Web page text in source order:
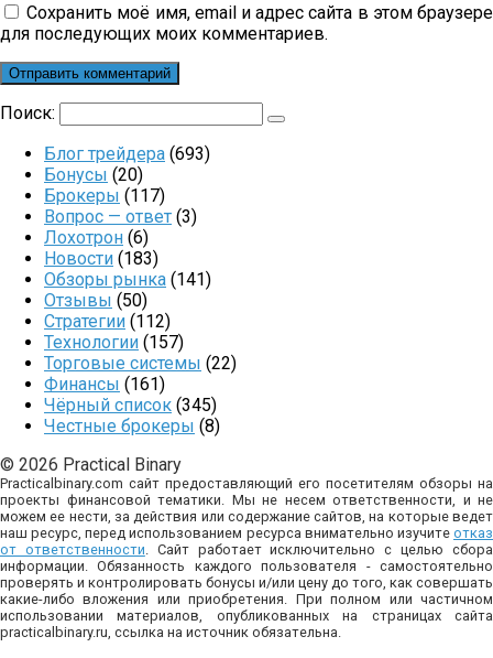
Сохранить моё имя, email и адрес сайта в этом браузере
для последующих моих комментариев.
Поиск:
Блог трейдера (693)
Бонусы (20)
Брокеры (117)
Вопрос — ответ (3)
Лохотрон (6)
Новости (183)
Обзоры рынка (141)
Отзывы (50)
Стратегии (112)
Технологии (157)
Торговые системы (22)
Финансы (161)
Чёрный список (345)
Честные брокеры (8)
© 2026 Practical Binary
Practicalbinary.com сайт предоставляющий его посетителям обзоры на
проекты финансовой тематики. Мы не несем ответственности, и не
можем ее нести, за действия или содержание сайтов, на которые ведет
наш ресурс, перед использованием ресурса внимательно изучите отказ
от ответственности . Сайт работает исключительно с целью сбора
информации. Обязанность каждого пользователя - самостоятельно
проверять и контролировать бонусы и/или цену до того, как совершать
какие-либо вложения или приобретения. При полном или частичном
использовании материалов, опубликованных на страницах сайта
practicalbinary.ru, ссылка на источник обязательна.